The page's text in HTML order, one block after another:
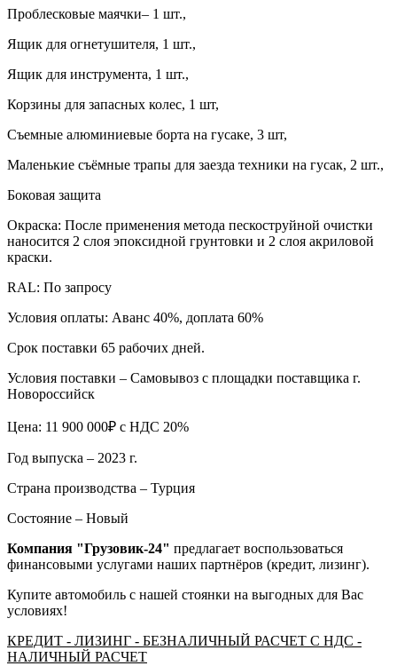
Проблесковые маячки– 1 шт.,
Ящик для огнетушителя, 1 шт.,
Ящик для инструмента, 1 шт.,
Корзины для запасных колес, 1 шт,
Съемные алюминиевые борта на гусаке, 3 шт,
Маленькие съёмные трапы для заезда техники на гусак, 2 шт.,
Боковая защита
Окраска: После применения метода пескоструйной очистки
наносится 2 слоя эпоксидной грунтовки и 2 слоя акриловой
краски.
RAL: По запросу
Условия оплаты: Аванс 40%, доплата 60%
Срок поставки 65 рабочих дней.
Условия поставки – Самовывоз с площадки поставщика г.
Новороссийск
Цена: 11 900 000₽ с НДС 20%
Год выпуска – 2023 г.
Страна производства – Турция
Состояние – Новый
Компания "Грузовик-24" предлагает воспользоваться
финансовыми услугами наших партнёров (кредит, лизинг).
Купите автомобиль с нашей стоянки на выгодных для Вас
условиях!
КРЕДИТ - ЛИЗИНГ - БЕЗНАЛИЧНЫЙ РАСЧЕТ С НДС -
НАЛИЧНЫЙ РАСЧЕТ